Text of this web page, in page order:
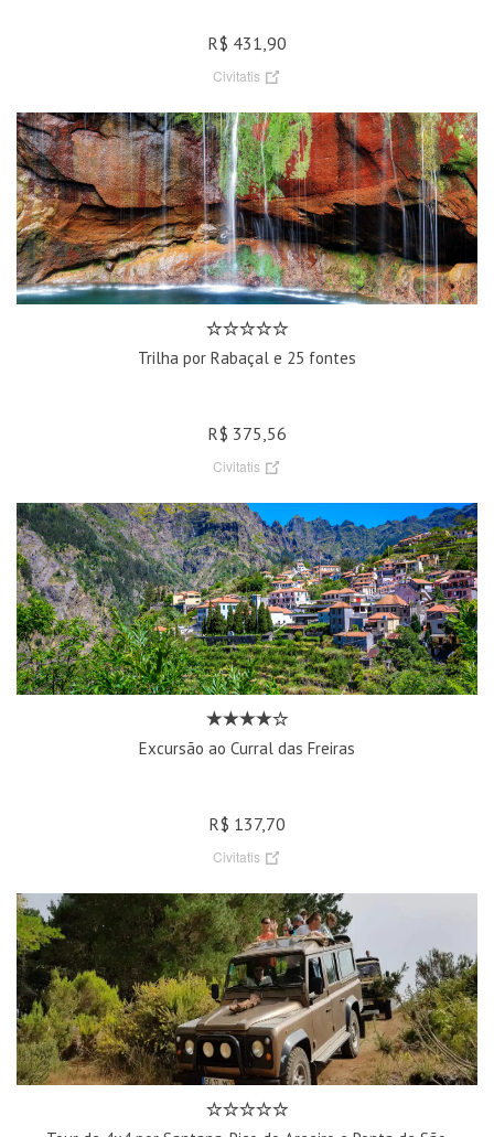
R$ 431,90
Civitatis
Trilha por Rabaçal e 25 fontes
R$ 375,56
Civitatis
Excursão ao Curral das Freiras
R$ 137,70
Civitatis